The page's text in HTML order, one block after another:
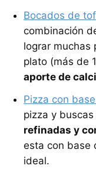
Bocados de
combinación
lograr muchas
plato (más de
aporte de
Pizza con
pizza y
refinadas y
esta con base
ideal.